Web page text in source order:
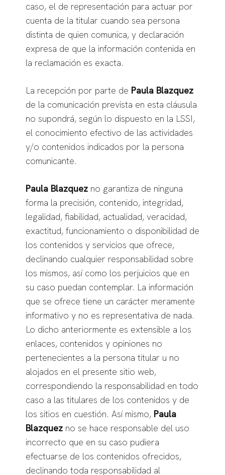
caso, el de representación para actuar por
cuenta de la titular cuando sea persona
distinta de quien comunica, y declaración
expresa de que la información contenida en
la reclamación es exacta.
La recepción por parte de Paula Blazquez
de la comunicación prevista en esta cláusula
no supondrá, según lo dispuesto en la LSSI,
el conocimiento efectivo de las actividades
y/o contenidos indicados por la persona
comunicante.
Paula Blazquezno garantiza de ninguna
forma la precisión, contenido, integridad,
legalidad, fiabilidad, actualidad, veracidad,
exactitud, funcionamiento o disponibilidad de
los contenidos y servicios que ofrece,
declinando cualquier responsabilidad sobre
los mismos, así como los perjuicios que en
su caso puedan contemplar. La información
que se ofrece tiene un carácter meramente
informativo y no es representativa de nada.
Lo dicho anteriormente es extensible a los
enlaces, contenidos y opiniones no
pertenecientes a la persona titular u no
alojados en el presente sitio web,
correspondiendo la responsabilidad en todo
caso a las titulares de los contenidos y de
los sitios en cuestión. Así mismo, Paula
Blazquezno se hace responsable del uso
incorrecto que en su caso pudiera
efectuarse de los contenidos ofrecidos,
declinando toda responsabilidad al